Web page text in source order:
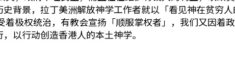
背景，拉丁美洲解放神学工作者就以「看见神在贫穷
极权统治，有教会宣扬「顺服掌权者」，我们又因着
以行动创造香港人的本土神学。